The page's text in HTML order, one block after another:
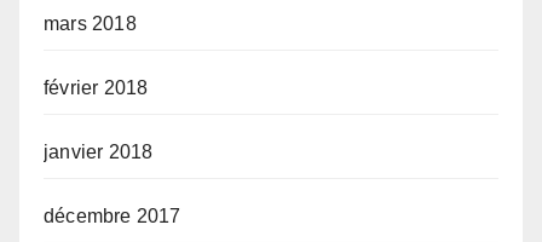
mars 2018
février 2018
janvier 2018
décembre 2017